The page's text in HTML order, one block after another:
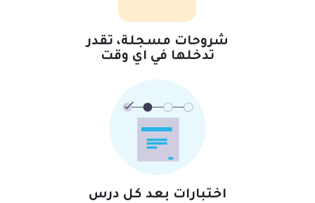
شروحات مسجلة، تقدر
تدخلها في اي وقت
اختبارات بعد كل درس